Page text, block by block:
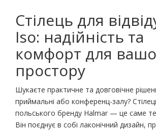
Стілець для
Iso: надійність та
комфорт для
простору
Шукаєте практичне та довговічне
приймальні або конференц-залу?
польського бренду Halmar — це саме
Він поєднує в собі лаконічний дизайн,